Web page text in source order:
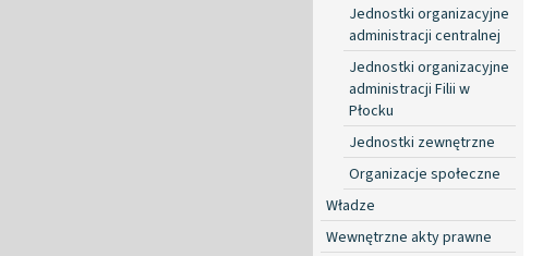
Jednostki organizacyjne
administracji centralnej
Jednostki organizacyjne
administracji Filii w
Płocku
Jednostki zewnętrzne
Organizacje społeczne
Władze
Wewnętrzne akty prawne